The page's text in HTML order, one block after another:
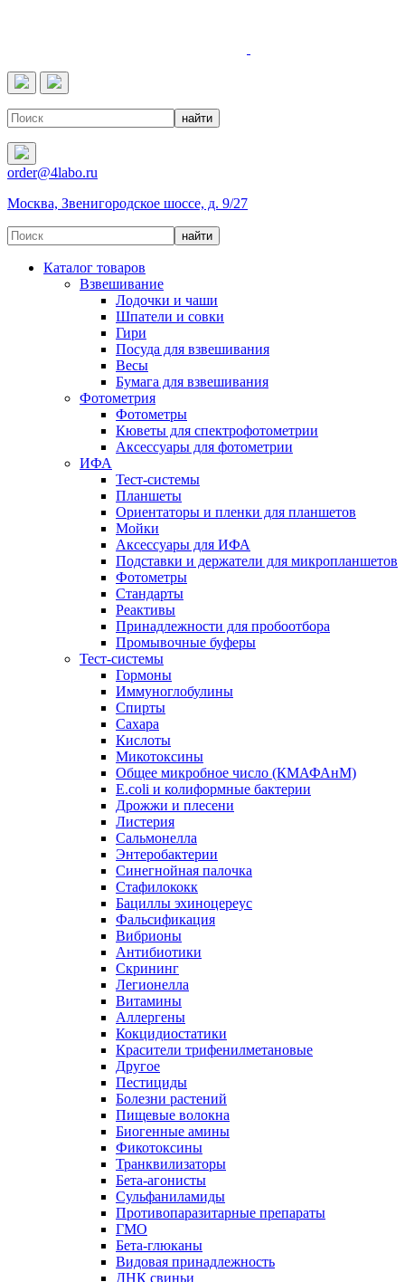
order@4labo.ru
Москва, Звенигородское шоссе, д. 9/27
Каталог товаров
Взвешивание
Лодочки и чаши
Шпатели и совки
Гири
Посуда для взвешивания
Весы
Бумага для взвешивания
Фотометрия
Фотометры
Кюветы для спектрофотометрии
Аксессуары для фотометрии
ИФА
Тест-системы
Планшеты
Ориентаторы и пленки для планшетов
Мойки
Аксессуары для ИФА
Подставки и держатели для микропланшетов
Фотометры
Стандарты
Реактивы
Принадлежности для пробоотбора
Промывочные буферы
Тест-системы
Гормоны
Иммуноглобулины
Спирты
Сахара
Кислоты
Микотоксины
Общее микробное число (КМАФАнМ)
E.coli и колиформные бактерии
Дрожжи и плесени
Листерия
Сальмонелла
Энтеробактерии
Синегнойная палочка
Стафилококк
Бациллы эхиноцереус
Фальсификация
Вибрионы
Антибиотики
Скрининг
Легионелла
Витамины
Аллергены
Кокцидиостатики
Красители трифенилметановые
Другое
Пестициды
Болезни растений
Пищевые волокна
Биогенные амины
Фикотоксины
Транквилизаторы
Бета-агонисты
Сульфаниламиды
Противопаразитарные препараты
ГМО
Бета-глюканы
Видовая принадлежность
ДНК свиньи